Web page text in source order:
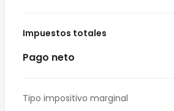
Impuestos totales
Pago neto
Tipo impositivo marginal